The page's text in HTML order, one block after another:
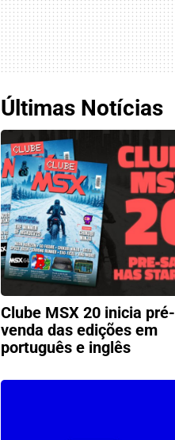
Últimas Notícias
Clube MSX 20 inicia pré-
venda das edições em
português e inglês